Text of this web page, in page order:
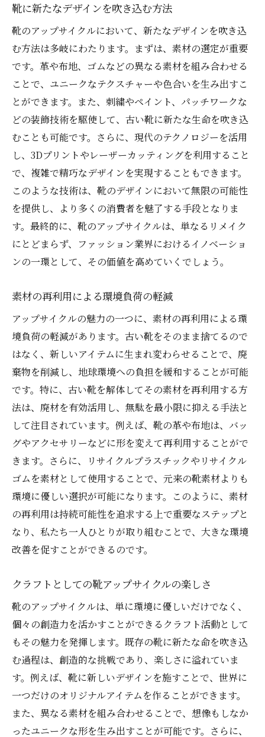
新しい技術と伝統的な技術の融合
靴アップサイクルの市場動向
アップサイクルの未来に向けた展望
社会変革を促す靴の可能性
古い靴から新しい価値を見出すためのステップ
アップサイクルプロセスの基本ステップ
準備から制作までの流れを理解する
クリエイティブなアイデアを引き出す方法
成功するプロジェクトの特徴
素材の選択と活用方法
成果を共有しコミュニティを広げよう
靴を再利用することで生まれる新たな価値観
循環型経済の一環としての靴アップサイク
社会的責任と個人の役割
消費者としての意識改革
新しい価値観を創造する自立したアプロー
チ
エシカルファッションとしての靴アップサ
イクル
地域の中での持続可能な発展
アップサイクルの技術で靴を新たな形に再構築
3Dプリンティングを活用した新しい試み
職人技術の継承と進化
素材の特性を活かしたアップサイクル
自分だけのカスタムシューズを作る
デザインと機能性の両立を目指して
な未来
未来志向の靴デザインのあり方
環境と共に歩む新しいファッションの形
アップサイクルを通じた社会貢献
持続可能な製造方法の普及
地域活性化と経済発展への寄与
次世代に伝えるアップサイクルの価値
靴に新たなデザインを吹き込む方法
靴のアップサイクルにおいて、新たなデザインを吹き込
む方法は多岐にわたります。まずは、素材の選定が重要
です。革や布地、ゴムなどの異なる素材を組み合わせる
ことで、ユニークなテクスチャーや色合いを生み出すこ
とができます。また、刺繍やペイント、パッチワークな
どの装飾技術を駆使して、古い靴に新たな生命を吹き込
むことも可能です。さらに、現代のテクノロジーを活用
し、3Dプリントやレーザーカッティングを利用すること
で、複雑で精巧なデザインを実現することもできます。
このような技術は、靴のデザインにおいて無限の可能性
を提供し、より多くの消費者を魅了する手段となりま
す。最終的に、靴のアップサイクルは、単なるリメイク
にとどまらず、ファッション業界におけるイノベーショ
ンの一環として、その価値を高めていくでしょう。
素材の再利用による環境負荷の軽減
アップサイクルの魅力の一つに、素材の再利用による環
境負荷の軽減があります。古い靴をそのまま捨てるので
はなく、新しいアイテムに生まれ変わらせることで、廃
棄物を削減し、地球環境への負担を緩和することが可能
です。特に、古い靴を解体してその素材を再利用する方
法は、廃材を有効活用し、無駄を最小限に抑える手法と
して注目されています。例えば、靴の革や布地は、バッ
グやアクセサリーなどに形を変えて再利用することがで
きます。さらに、リサイクルプラスチックやリサイクル
ゴムを素材として使用することで、元来の靴素材よりも
環境に優しい選択が可能になります。このように、素材
の再利用は持続可能性を追求する上で重要なステップと
なり、私たち一人ひとりが取り組むことで、大きな環境
改善を促すことができるのです。
クラフトとしての靴アップサイクルの楽しさ
靴のアップサイクルは、単に環境に優しいだけでなく、
個々の創造力を活かすことができるクラフト活動として
もその魅力を発揮します。既存の靴に新たな命を吹き込
む過程は、創造的な挑戦であり、楽しさに溢れていま
す。例えば、靴に新しいデザインを施すことで、世界に
一つだけのオリジナルアイテムを作ることができます。
また、異なる素材を組み合わせることで、想像もしなか
ったユニークな形を生み出すことが可能です。さらに、